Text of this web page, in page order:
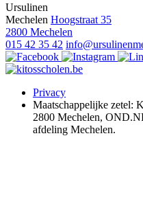
Ursulinen
Mechelen Hoogstraat 35
2800 Mechelen
015 42 35 42
Privacy
Maatschappelijke zetel:
2800 Mechelen,
afdeling Mechelen.